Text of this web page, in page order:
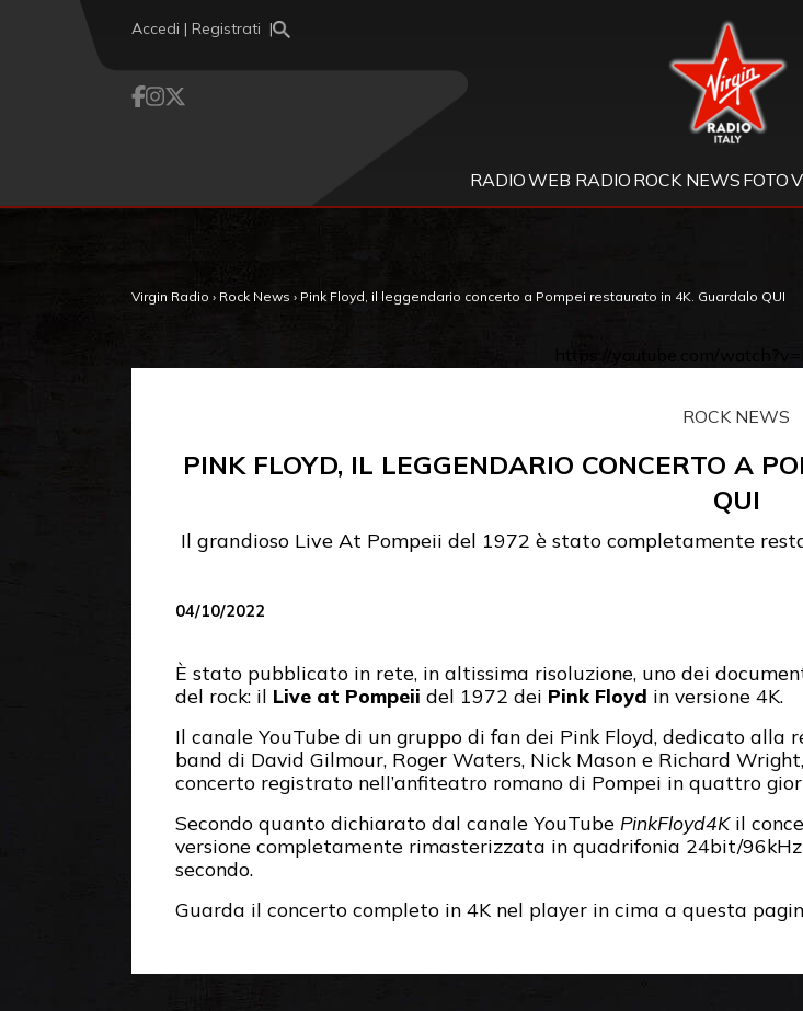
Accedi | Registrati Virgin
RADIOWEB RADIO ROCK NEWS FOTO
Virgin Radio › Rock News › Pink Floyd, il leggendario concerto a Pompei restaurato in 4K. Guardalo QUI
https://youtube.com/
ROCK NEWS
PINK FLOYD, IL LEGGENDARIO CONCERTO A
QUI
Il grandioso Live At Pompeii del 1972 è stato completamente
04/10/2022
È stato pubblicato in rete, in altissima risoluzione, uno dei
del rock: il Live at Pompeii del 1972 dei Pink Floyd in versione 4K.
Il canale YouTube di un gruppo di fan dei Pink Floyd, dedicato alla
band di David Gilmour, Roger Waters, Nick Mason e Richard
concerto registrato nell’anfiteatro romano di Pompei in quattro
Secondo quanto dichiarato dal canale YouTube PinkFloyd4Kil
versione completamente rimasterizzata in quadrifonia 24bit/
secondo.
Guarda il concerto completo in 4K nel player in cima a questa